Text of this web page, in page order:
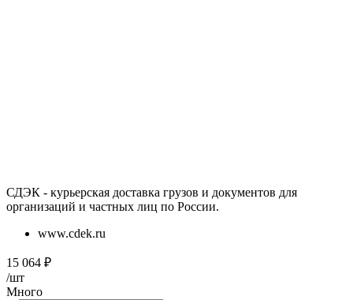
СДЭК - курьерская доставка грузов и документов для
организаций и частных лиц по России.
www.cdek.ru
15 064 ₽
/шт
Много